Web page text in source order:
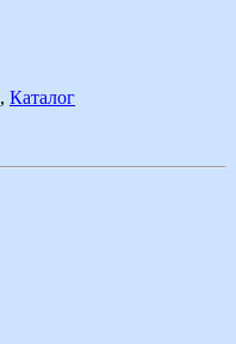
, Каталог